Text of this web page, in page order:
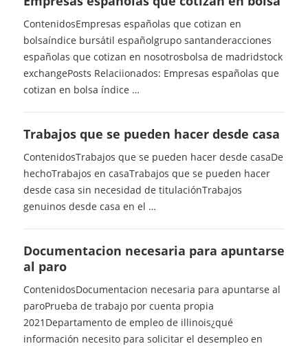
ContenidosEmpresas españolas que cotizan en
bolsaíndice bursátil españolgrupo santanderacciones
españolas que cotizan en nosotrosbolsa de madridstock
exchangePosts Relaciionados: Empresas españolas que
cotizan en bolsa índice …
Trabajos que se pueden hacer desde casa
ContenidosTrabajos que se pueden hacer desde casaDe
hechoTrabajos en casaTrabajos que se pueden hacer
desde casa sin necesidad de titulaciónTrabajos
genuinos desde casa en el …
Documentacion necesaria para apuntarse
al paro
ContenidosDocumentacion necesaria para apuntarse al
paroPrueba de trabajo por cuenta propia
2021Departamento de empleo de illinois¿qué
información necesito para solicitar el desempleo en